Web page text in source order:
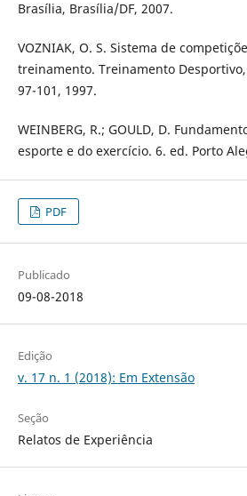
Brasília, Brasília/DF, 2007.
VOZNIAK, O. S. Sistema de
treinamento. Treinamento
97-101, 1997.
WEINBERG, R.; GOULD, D.
esporte e do exercício. 6. ed. Porto
PDF
Publicado
09-08-2018
Edição
v. 17 n. 1 (2018): Em Extensão
Seção
Relatos de Experiência